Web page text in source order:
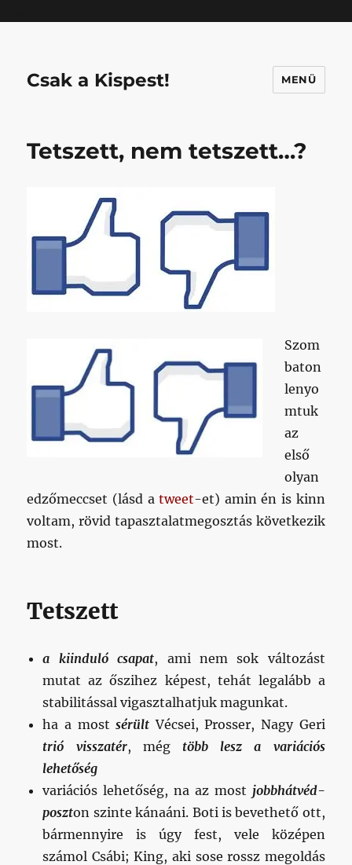
Csak a Kispest! MENÜ
Tetszett, nem tetszett…?
Szom
baton
lenyo
mtuk
az
első
olyan
edzőmeccset (lásd atweet-et) amin én is kinn
voltam, rövid tapasztalatmegosztás következik
most.
Tetszett
a kiinduló csapat, ami nem sok változást
mutat az őszihez képest, tehát legalább a
stabilitással vigasztalhatjuk magunkat.
ha a mostsérült Vécsei, Prosser, Nagy Geri
trió visszatér, még több lesz a variációs
lehetőség
variációs lehetőség, na az most jobbhátvéd-
poszton szinte kánaáni. Boti is bevethető ott,
bármennyire is úgy fest, vele középen
számol Csábi; King, aki sose rossz megoldás